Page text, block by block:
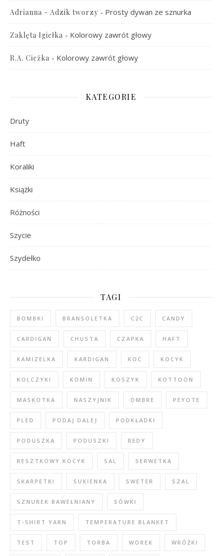
Adrianna - Adzik tworzy - Prosty dywan ze sznurka
Zaklęta Igiełka - Kolorowy zawrót głowy
R.A. Cieżka - Kolorowy zawrót głowy
KATEGORIE
Druty
Haft
Koraliki
Książki
Różności
Szycie
Szydełko
TAGI
BOMBKI BRANSOLETKA C2C CANDY
CARDIGAN CHUSTA CZAPKA HAFT
KAMIZELKA KARDIGAN KOC KOCYK
KOLCZYKI KOMIN KOSZYK KOTTOON
MASKOTKA NASZYJNIK OMBRE PEYOTE
PLED PODAJ DALEJ PODKŁADKI
PODUSZKA PODUSZKI REDY
RESZTKOWY KOCYK SAL SERWETKA
SKARPETKI SUKIENKA SWETER SZAL
SZNUREK BAWEŁNIANY SÓWKI
T-SHIRT YARN TEMPERATURE BLANKET
TEST TOP TORBA WOREK WRÓŻKI